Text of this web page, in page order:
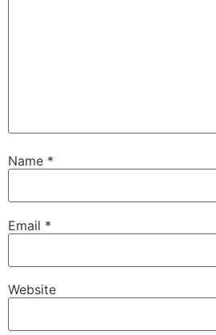
Name *
Email *
Website